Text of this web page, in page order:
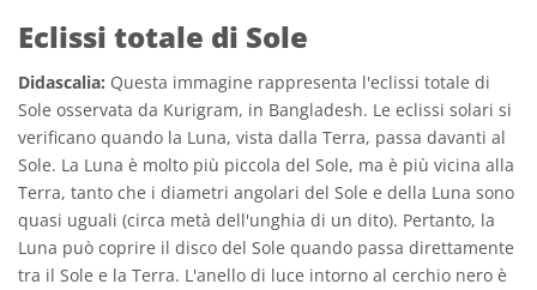
Eclissi totale di Sole
Didascalia: Questa immagine rappresenta l'eclissi totale di
Sole osservata da Kurigram, in Bangladesh. Le eclissi solari si
verificano quando la Luna, vista dalla Terra, passa davanti al
Sole. La Luna è molto più piccola del Sole, ma è più vicina alla
Terra, tanto che i diametri angolari del Sole e della Luna sono
quasi uguali (circa metà dell'unghia di un dito). Pertanto, la
Luna può coprire il disco del Sole quando passa direttamente
tra il Sole e la Terra. L'anello di luce intorno al cerchio nero è